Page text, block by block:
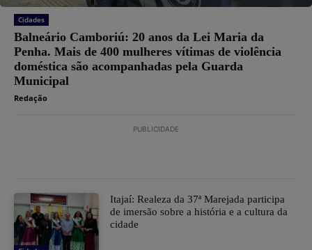
Cidades
Balneário Camboriú: 20 anos da Lei Maria da
Penha. Mais de 400 mulheres vítimas de violência
doméstica são acompanhadas pela Guarda
Municipal
Redação
PUBLICIDADE
Itajaí: Realeza da 37ª Marejada participa
de imersão sobre a história e a cultura da
cidade